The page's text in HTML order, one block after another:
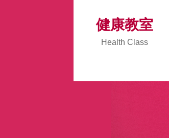
健康教室
Health Class